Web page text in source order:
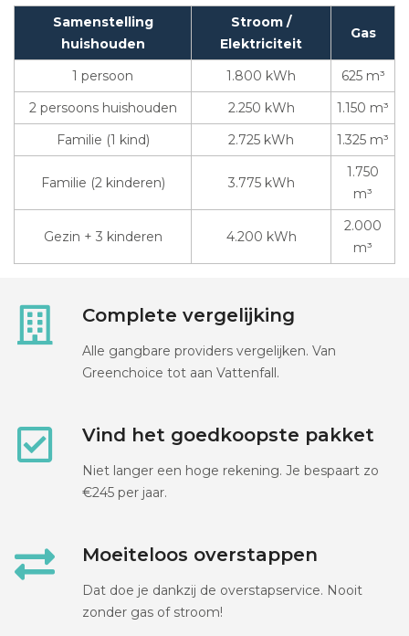
Samenstelling
huishouden
Stroom /
Elektriciteit
Gas
1 persoon 1.800 kWh
625 m³
2 persoons huishouden
2.250 kWh
1.150 m³
Familie (1 kind)
2.725 kWh 1.325 m³
Familie (2 kinderen) 3.775 kWh
1.750
m³
Gezin + 3 kinderen 4.200 kWh
2.000
m³
Complete vergelijking
Alle gangbare providers vergelijken. Van
Greenchoice tot aan Vattenfall.
Vind het goedkoopste pakket
Niet langer een hoge rekening. Je bespaart zo
€245 per jaar.
Moeiteloos overstappen
Dat doe je dankzij de overstapservice. Nooit
zonder gas of stroom!